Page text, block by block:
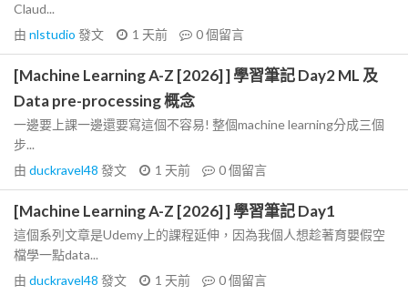
Claud...
由 nlstudio 發文 1 天前 0個留言
[Machine Learning A-Z [2026] ] 學習筆記 Day2 ML 及
Data pre-processing 概念
一邊要上課一邊還要寫這個不容易! 整個machine learning分成三個
步...
由 duckravel48 發文 1 天前 0個留言
[Machine Learning A-Z [2026] ] 學習筆記 Day1
這個系列文章是Udemy上的課程延伸，因為我個人想趁著育嬰假空
檔學一點data...
由 duckravel48 發文 1 天前 0個留言